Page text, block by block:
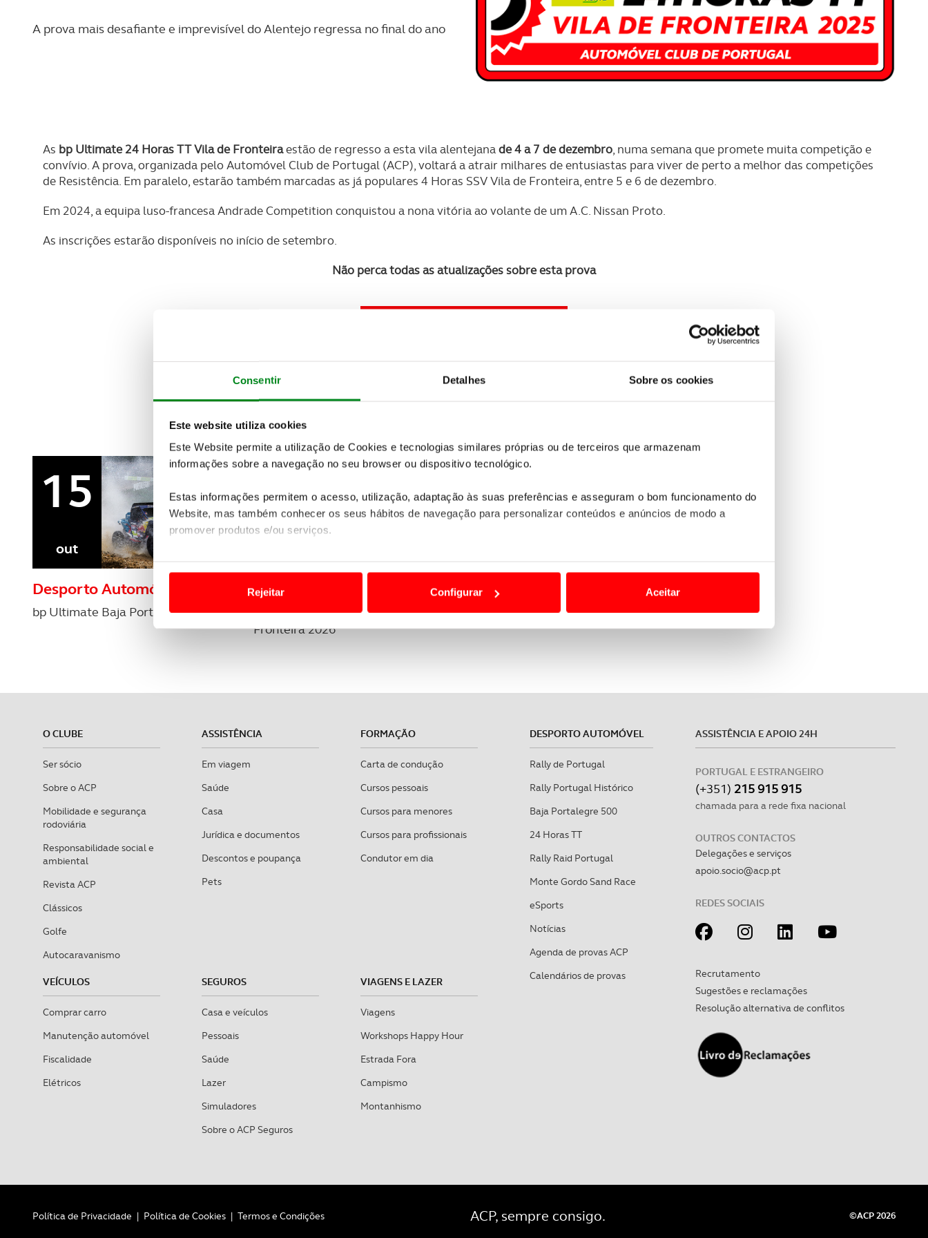
Consentir Detalhes Sobre os cookies
Este website utiliza cookies
Este Website permite a utilização de Cookies e tecnologias similares próprias ou de terceiros que armazenam
informações sobre a navegação no seu browser ou dispositivo tecnológico.
Estas informações permitem o acesso, utilização, adaptação às suas preferências e asseguram o bom funcionamento do
Website, mas também conhecer os seus hábitos de navegação para personalizar conteúdos e anúncios de modo a
promover produtos e/ou serviços.
Usamos cookies para melhorar a sua experiência digital, personalizar conteúdos e anúncios, para lhe proporcionar
funcionalidades de redes sociais, bem como para analisar dados de navegação no nosso website.
consentimento e quando tal se afigure estritamente necessário no contexto dos serviços a prestar.
Realçamos que o bloqueio de certo tipo de Cookies e tecnologias similares pode ter impacto na sua experiência de
Consulte a política de cookies do site.
Rejeitar Configurar Aceitar
A prova mais desafiante e imprevisível do Alentejo regressa no final do ano
As bp Ultimate 24 Horas TT Vila de Fronteiraestão de regresso a esta vila alentejanade 4 a 7 de dezembro, numa semana que promete muita competição e
convívio. A prova, organizada pelo Automóvel Club de Portugal (ACP), voltará a atrair milhares de entusiastas para viver de perto a melhor das competições
de Resistência. Em paralelo, estarão também marcadas as já populares 4 Horas SSV Vila de Fronteira, entre 5 e 6 de dezembro.
Em 2024, a equipa luso-francesa Andrade Competition conquistou a nona vitória ao volante de um A.C. Nissan Proto.
As inscrições estarão disponíveis no início de setembro.
Não perca todas as atualizações sobre esta prova
15
out
Desporto Automóvel
bp Ultimate Baja Portalegre 500
12
Desporto Automóvel
bp Ultimate 24 Horas TT Vila de
Fronteira 2026
O CLUBE
Ser sócio
Sobre o ACP
Mobilidade e segurança
rodoviária
Responsabilidade social e
ambiental
Revista ACP
Clássicos
Golfe
Autocaravanismo
ASSISTÊNCIA
Em viagem
Saúde
Casa
Jurídica e documentos
Descontos e poupança
Pets
FORMAÇÃO
Carta de condução
Cursos pessoais
Cursos para menores
Cursos para profissionais
Condutor em dia
VEÍCULOS
Comprar carro
Manutenção automóvel
Fiscalidade
Elétricos
SEGUROS
Casa e veículos
Pessoais
Saúde
Lazer
Simuladores
Sobre o ACP Seguros
VIAGENS E LAZER
Viagens
Workshops Happy Hour
Estrada Fora
Campismo
Montanhismo
DESPORTO AUTOMÓVEL
Rally de Portugal
Rally Portugal Histórico
Baja Portalegre 500
24 Horas TT
Rally Raid Portugal
Monte Gordo Sand Race
eSports
Notícias
Agenda de provas ACP
Calendários de provas
ASSISTÊNCIA E APOIO 24H
PORTUGAL E ESTRANGEIRO
(+351) 215 915 915
chamada para a rede fixa nacional
OUTROS CONTACTOS
Delegações e serviços
apoio.socio@acp.pt
REDES SOCIAIS
Recrutamento
Sugestões e reclamações
Resolução alternativa de conflitos
Política de Privacidade | Política de Cookies | Termos e Condições ACP, sempre consigo. ©ACP 2026